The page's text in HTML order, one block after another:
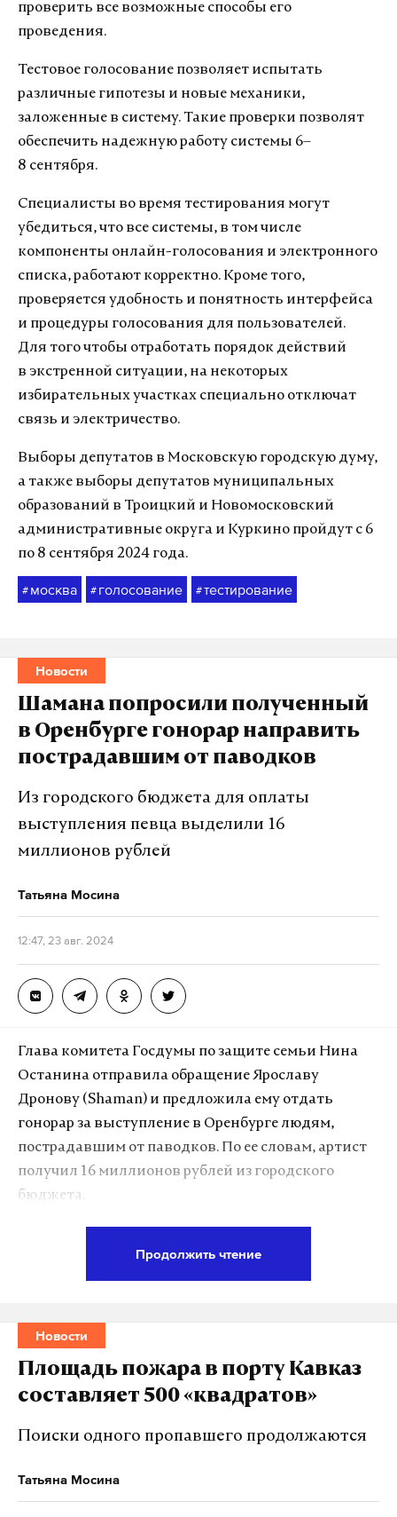
проверить все возможные способы его
проведения.
Тестовое голосование позволяет испытать
различные гипотезы и новые механики,
заложенные в систему. Такие проверки позволят
обеспечить надежную работу системы 6–
8 сентября.
Специалисты во время тестирования могут
убедиться, что все системы, в том числе
компоненты онлайн-голосования и электронного
списка, работают корректно. Кроме того,
проверяется удобность и понятность интерфейса
и процедуры голосования для пользователей.
Для того чтобы отработать порядок действий
в экстренной ситуации, на некоторых
избирательных участках специально отключат
связь и электричество.
Выборы депутатов в Московскую городскую думу,
а также выборы депутатов муниципальных
образований в Троицкий и Новомосковский
административные округа и Куркино пройдут с 6
по 8 сентября 2024 года.
# москва # голосование #тестирование
Новости
Шамана попросили полученный
в Оренбурге гонорар направить
пострадавшим от паводков
Из городского бюджета для оплаты
выступления певца выделили 16
миллионов рублей
Татьяна Мосина
12:47, 23 авг. 2024
Глава комитета Госдумы по защите семьи Нина
Останина отправила обращение Ярославу
Дронову (Shaman) и предложила ему отдать
гонорар за выступление в Оренбурге людям,
пострадавшим от паводков. По ее словам, артист
получил 16 миллионов рублей из городского
бюджета.
Подпишитесь на Daily Storm в
Макс
Дзен VK
провести благотворительный концерт 30 августа
2024 года, а также направить средства, которые
Продолжить чтение
Новости
Площадь пожара в порту Кавказ
составляет 500 «квадратов»
Поиски одного пропавшего продолжаются
Татьяна Мосина